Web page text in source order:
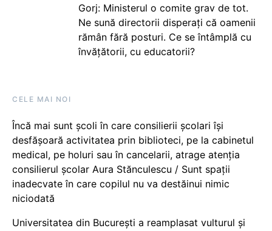
Gorj: Ministerul o comite grav de tot.
Ne sună directorii disperați că oamenii
rămân fără posturi. Ce se întâmplă cu
învățătorii, cu educatorii?
CELE MAI NOI
Încă mai sunt școli în care consilierii școlari își
desfășoară activitatea prin biblioteci, pe la cabinetul
medical, pe holuri sau în cancelarii, atrage atenția
consilierul școlar Aura Stănculescu / Sunt spații
inadecvate în care copilul nu va destăinui nimic
niciodată
Universitatea din București a reamplasat vulturul și